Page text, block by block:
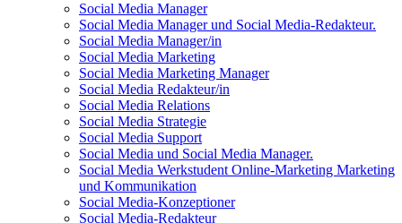
Social Media Manager
Social Media Manager und Social Media-Redakteur.
Social Media Manager/in
Social Media Marketing
Social Media Marketing Manager
Social Media Redakteur/in
Social Media Relations
Social Media Strategie
Social Media Support
Social Media und Social Media Manager.
Social Media Werkstudent Online-Marketing Marketing
und Kommunikation
Social Media-Konzeptioner
Social Media-Redakteur